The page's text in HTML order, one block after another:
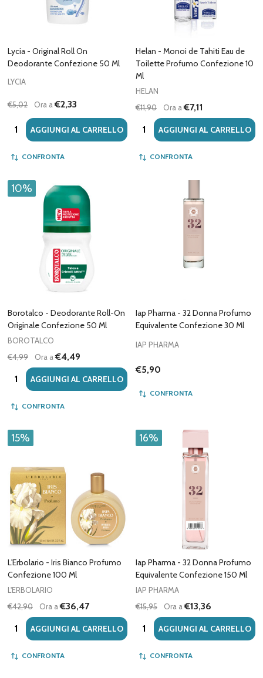
Lycia - Original Roll On
Deodorante Confezione 50 Ml
LYCIA
€5,02 Ora a€2,33
Quantità:AGGIUNGI AL CARRELLO
CONFRONTA
Helan - Monoi de Tahiti Eau de
Toilette Profumo Confezione 10
Ml
HELAN
€11,90
Ora a€7,11
Quantità:AGGIUNGI AL CARRELLO
CONFRONTA
10%
Borotalco - Deodorante Roll-On
Originale Confezione 50 Ml
BOROTALCO
€4,99
Ora a€4,49
Quantità:AGGIUNGI AL CARRELLO
CONFRONTA
Iap Pharma - 32 Donna Profumo
Equivalente Confezione 30 Ml
IAP PHARMA
€5,90
CONFRONTA
15%
L'Erbolario - Iris Bianco Profumo
Confezione 100 Ml
L'ERBOLARIO
€42,90
Ora a€36,47
Quantità:AGGIUNGI AL CARRELLO
CONFRONTA
16%
Iap Pharma - 32 Donna Profumo
Equivalente Confezione 150 Ml
IAP PHARMA
€15,95
Ora a€13,36
Quantità:AGGIUNGI AL CARRELLO
CONFRONTA